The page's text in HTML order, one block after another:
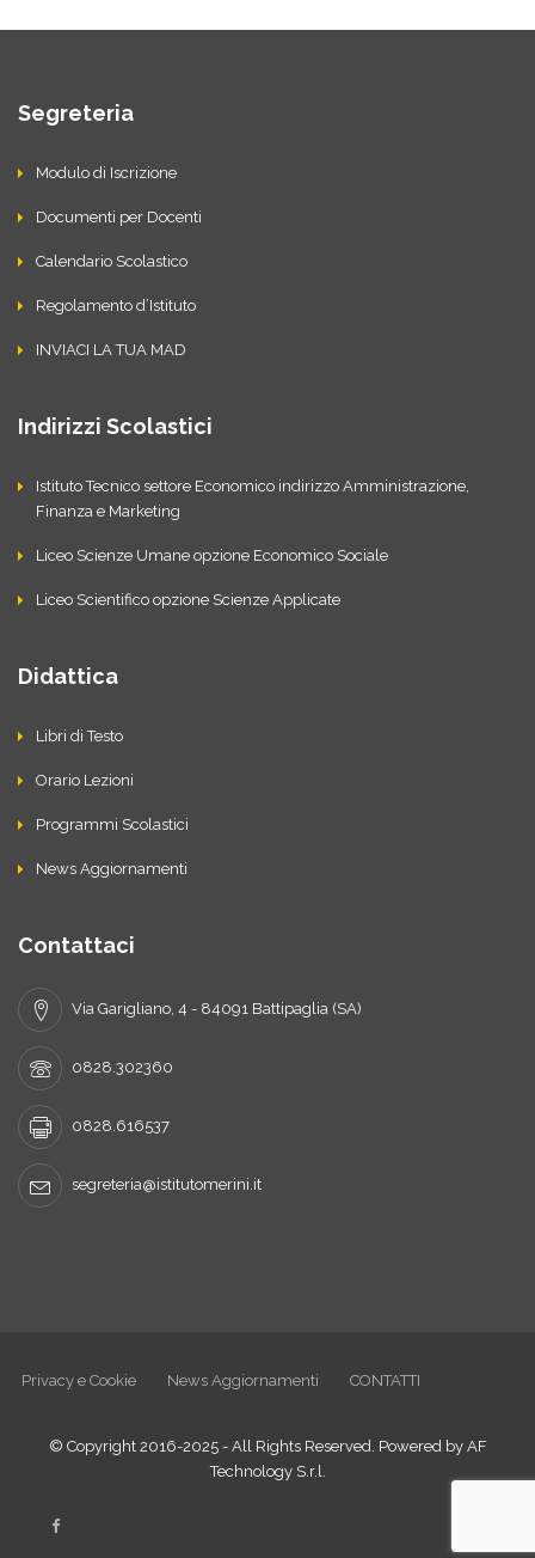
Segreteria
Modulo di Iscrizione
Documenti per Docenti
Calendario Scolastico
Regolamento d’Istituto
INVIACI LA TUA MAD
Indirizzi Scolastici
Istituto Tecnico settore Economico indirizzo Amministrazione,
Finanza e Marketing
Liceo Scienze Umane opzione Economico Sociale
Liceo Scientifico opzione Scienze Applicate
Didattica
Libri di Testo
Orario Lezioni
Programmi Scolastici
News Aggiornamenti
Contattaci
Via Garigliano, 4 - 84091 Battipaglia (SA)
0828.302360
0828.616537
segreteria@istitutomerini.it
Privacy e Cookie News Aggiornamenti CONTATTI
© Copyright 2016-2025 - All Rights Reserved. Powered by AF
Technology S.r.l.